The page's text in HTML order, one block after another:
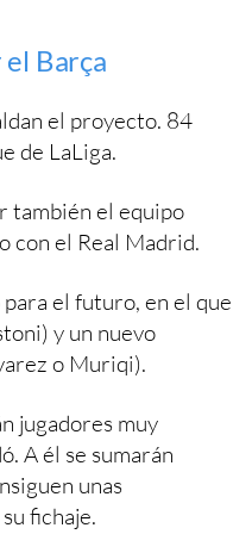
el Barça
el proyecto. 84
de LaLiga.
también el equipo
con el Real Madrid.
el futuro, en el que
y un nuevo
o Muriqi).
jugadores muy
A él se sumarán
unas
fichaje.